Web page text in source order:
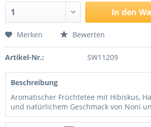
In den
Merken Bewerten
Artikel-Nr.: SW11209
Beschreibung
Aromatischer Früchtetee mit Hibiskus,
und natürlichem Geschmack von Noni